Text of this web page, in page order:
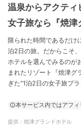
温泉からアクティ
女子旅なら『焼津
限られた時間であるだけ
泊2日の旅。だからこそ
ホテルを選んでみるのが
まれたリゾート『焼津グ
ぎた"1泊2日の女子旅プラ
本サービス内ではアフ
提供：焼津グランドホテル